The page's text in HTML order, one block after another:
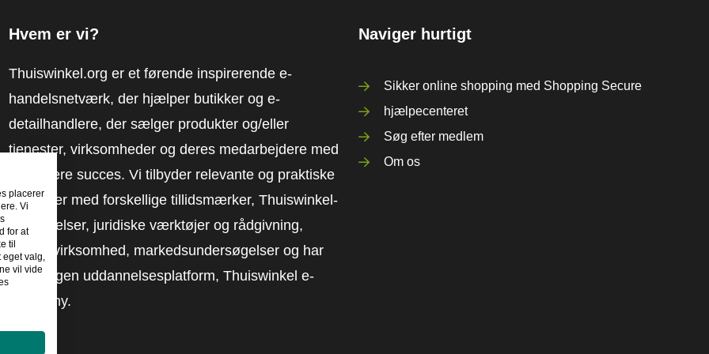
Hvem er vi?
Thuiswinkel.org er et førende inspirerende e-
handelsnetværk, der hjælper butikker og e-
detailhandlere, der sælger produkter og/eller
tjenester, virksomheder og deres medarbejdere med
at få mere succes. Vi tilbyder relevante og praktiske
løsninger med forskellige tillidsmærker, Thuiswinkel-
anmeldelser, juridiske værktøjer og rådgivning,
fortalervirksomhed, markedsundersøgelser og har
vores egen uddannelsesplatform, Thuiswinkel e-
Academy.
Naviger hurtigt
Sikker online shopping med Shopping Secure
hjælpecenteret
Søg efter medlem
Om os
placerer
Vi
for at
til
eget valg,
vil vide